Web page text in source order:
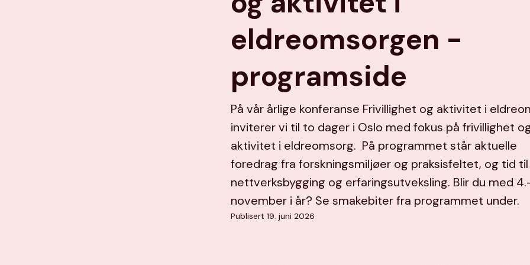
eldreomsorgen -
programside
På vår årlige konferanse Frivillighet og aktivitet i
inviterer vi til to dager i Oslo med fokus på frivillighet
aktivitet i eldreomsorg. På programmet står aktuelle
foredrag fra forskningsmiljøer og praksisfeltet, og tid til
nettverksbygging og erfaringsutveksling. Blir du med
november i år? Se smakebiter fra programmet under.
Publisert 19. juni 2026